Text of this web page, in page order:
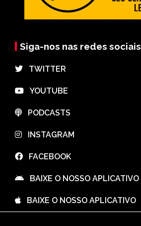
Siga-nos nas redes sociais
⠀TWITTER
⠀YOUTUBE
⠀PODCASTS
⠀INSTAGRAM
⠀FACEBOOK
⠀BAIXE O NOSSO APLICATIVO
⠀BAIXE O NOSSO APLICATIVO